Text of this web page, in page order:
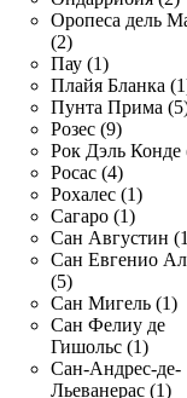
Оропеса дель
(2)
Пау (1)
Плайя Бланка
Пунта Прима
Розес (9)
Рок Дэль Конде
Росас (4)
Рохалес (1)
Сагаро (1)
Сан Августин
Сан Евгенио
(5)
Сан Мигель (1)
Сан Фелиу де
Гишольс (1)
Сан-Андрес-де-
Льеванерас (1)